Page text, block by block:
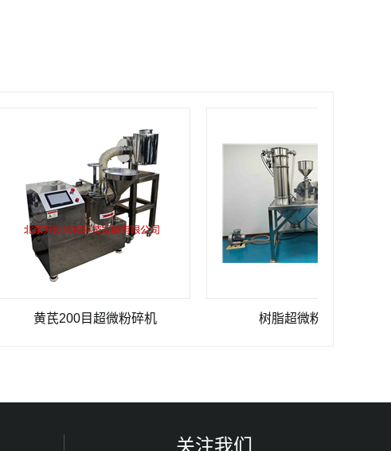
黄芪200目超微粉碎机 树脂超微粉碎机
关注我们